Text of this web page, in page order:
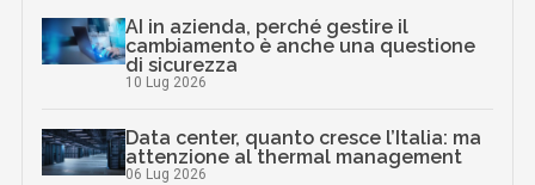
AI in azienda, perché gestire il
cambiamento è anche una questione
di sicurezza
10 Lug 2026
Data center, quanto cresce l’Italia: ma
attenzione al thermal management
06 Lug 2026